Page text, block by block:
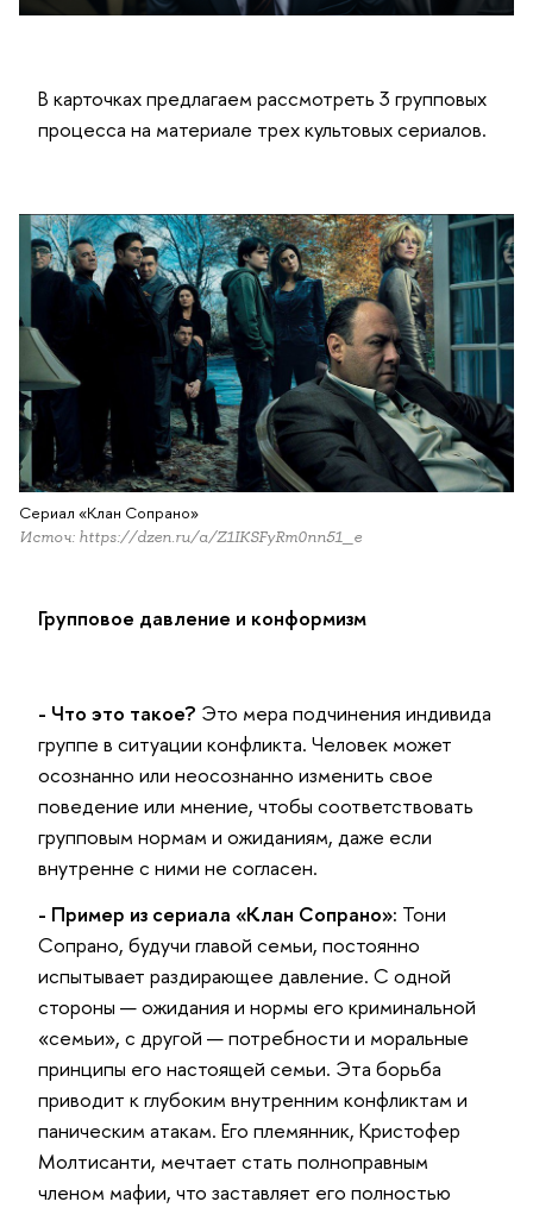
В карточках предлагаем рассмотреть 3 групповых
процесса на материале трех культовых сериалов.
Сериал «Клан Сопрано»
Источ: https://dzen.ru/a/Z1IKSFyRm0nn51_e
Групповое давление и конформизм
- Что это такое? Это мера подчинения индивида
группе в ситуации конфликта. Человек может
осознанно или неосознанно изменить свое
поведение или мнение, чтобы соответствовать
групповым нормам и ожиданиям, даже если
внутренне с ними не согласен.
- Пример из сериала «Клан Сопрано»: Тони
Сопрано, будучи главой семьи, постоянно
испытывает раздирающее давление. С одной
стороны — ожидания и нормы его криминальной
«семьи», с другой — потребности и моральные
принципы его настоящей семьи. Эта борьба
приводит к глубоким внутренним конфликтам и
паническим атакам. Его племянник, Кристофер
Молтисанти, мечтает стать полноправным
членом мафии, что заставляет его полностью